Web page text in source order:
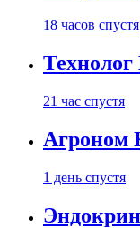
18 часов спустя
21 час спустя
Агроном
1 день спустя